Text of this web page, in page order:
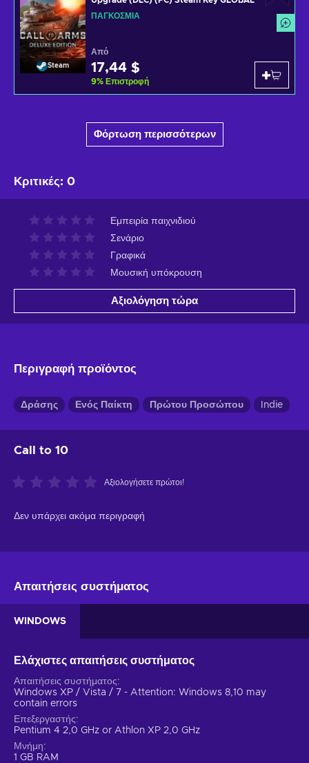
Steam
ΠΑΓΚΌΣΜΙΑ
Από
17,44 $
9% Επιστροφή
Φόρτωση περισσότερων
Κριτικές: 0
Εμπειρία παιχνιδιού
Σενάριο
Γραφικά
Μουσική υπόκρουση
Αξιολόγηση τώρα
Περιγραφή προϊόντος
Δράσης Ενός Παίκτη Πρώτου Προσώπου Indie
Call to 10
Αξιολογήσετε πρώτοι!
Δεν υπάρχει ακόμα περιγραφή
Απαιτήσεις συστήματος
WINDOWS
Ελάχιστες απαιτήσεις συστήματος
Απαιτήσεις συστήματος
Windows XP / Vista / 7 - Attention: Windows 8,10 may
contain errors
Επεξεργαστής
Pentium 4 2,0 GHz or Athlon XP 2,0 GHz
Μνήμη
1 GB RAM